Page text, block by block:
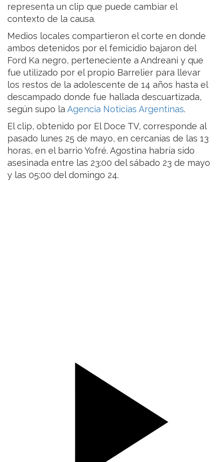
representa un clip que puede cambiar el
contexto de la causa.
Medios locales compartieron el corte en donde
ambos detenidos por el femicidio bajaron del
Ford Ka negro, perteneciente a Andreani y que
fue utilizado por el propio Barrelier para llevar
los restos de la adolescente de 14 años hasta el
descampado donde fue hallada descuartizada,
según supo la Agencia Noticias Argentinas.
El clip, obtenido por El Doce TV, corresponde al
pasado lunes 25 de mayo, en cercanías de las 13
horas, en el barrio Yofré. Agostina habría sido
asesinada entre las 23:00 del sábado 23 de mayo
y las 05:00 del domingo 24.